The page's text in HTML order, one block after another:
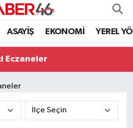
ASAYİŞ EKONOMİ YEREL
Eczaneler
Namaz Vakitleri